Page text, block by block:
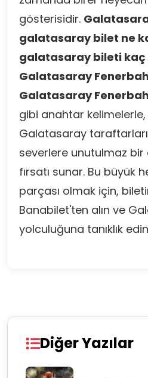
gösterisidir.
galatasaray bilet ne
galatasaray bileti
Galatasaray
Galatasaray
gibi anahtar
Galatasaray
severlere unutulmaz
fırsatı sunar. Bu büyük
parçası olmak için,
Banabilet'ten alın ve
yolculuğuna tanıklık
Diğer Yazılar